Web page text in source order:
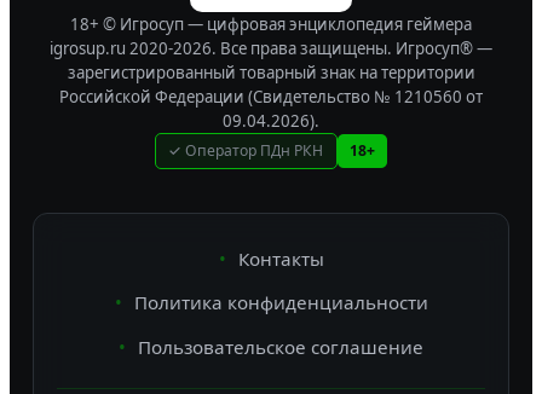
18+ © Игросуп — цифровая энциклопедия геймера
igrosup.ru 2020-2026. Все права защищены. Игросуп® —
зарегистрированный товарный знак на территории
Российской Федерации (Свидетельство № 1210560 от
09.04.2026).
✓ Оператор ПДн РКН 18+
Контакты
Политика конфиденциальности
Пользовательское соглашение